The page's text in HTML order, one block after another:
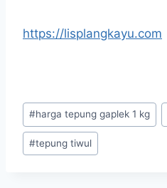
https://lisplangkayu.com
#harga tepung gaplek 1 kg
#tepung tiwul